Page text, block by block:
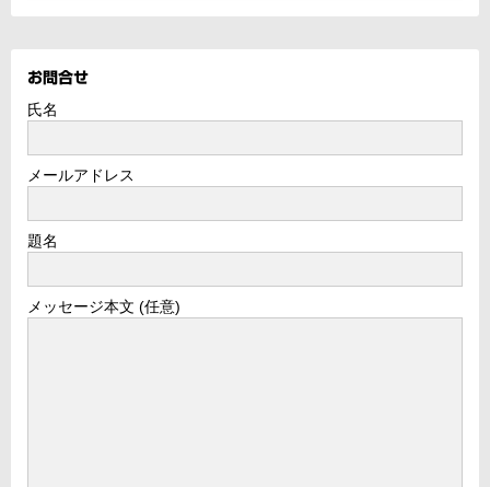
お問合せ
氏名
メールアドレス
題名
メッセージ本文 (任意)